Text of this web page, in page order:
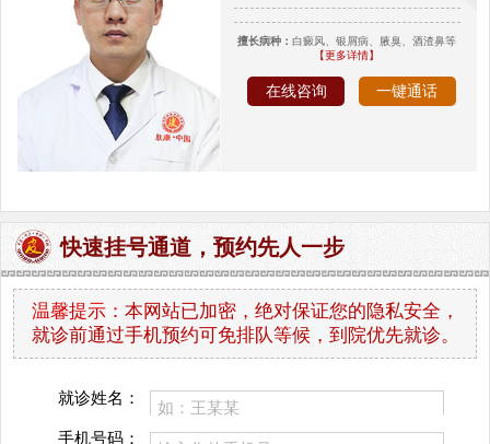
擅长病种：白癜风、银屑病、腋臭、酒渣鼻等
【更多详情】
在线咨询 一键通话
快速挂号通道，预约先人一步
温馨提示： 本网站已加密，绝对保证您的隐私安全，
就诊前通过手机预约可免排队等候，到院优先就诊。
就诊姓名：
手机号码：